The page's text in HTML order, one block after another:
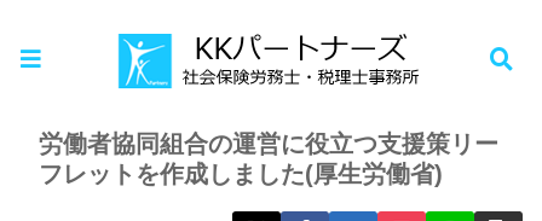
お知らせ
労働者協同組合の運営に役立つ支援策リー
フレットを作成しました(厚生労働省)